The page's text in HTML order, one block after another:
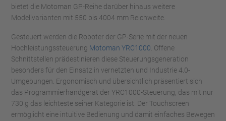
bietet die Motoman GP-Reihe darüber hinaus weitere
Modellvarianten mit 550 bis 4004 mm Reichweite.
Gesteuert werden die Roboter der GP-Serie mit der neuen
Hochleistungssteuerung Motoman YRC1000 . Offene
Schnittstellen prädestinieren diese Steuerungsgeneration
besonders für den Einsatz in vernetzten und Industrie 4.0-
Umgebungen. Ergonomisch und übersichtlich präsentiert sich
das Programmierhandgerät der YRC1000-Steuerung, das mit nur
730 g das leichteste seiner Kategorie ist. Der Touchscreen
ermöglicht eine intuitive Bedienung und damit einfaches Bewegen